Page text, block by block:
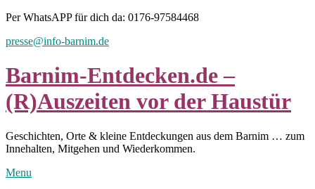
Skip
content
Per WhatsAPP für dich da: 0176-97584468
presse@info-barnim.de
Barnim-Entdecken.de –
(R)Auszeiten vor der Haustür
Geschichten, Orte & kleine Entdeckungen aus dem Barnim … zum
Innehalten, Mitgehen und Wiederkommen.
Menu